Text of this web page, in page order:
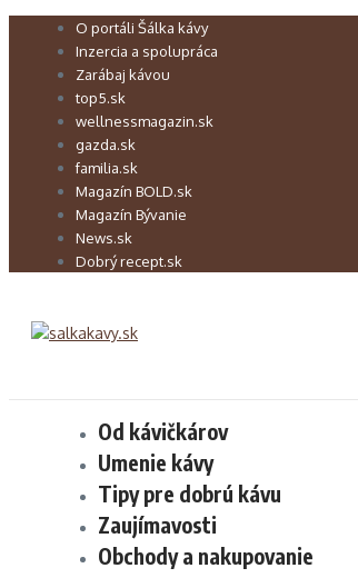
Preskočiť O portáli Šálka kávy
Inzercia a spolupráca
Zarábaj kávou
top5.sk
wellnessmagazin.sk
gazda.sk
familia.sk
Magazín BOLD.sk
Magazín Bývanie
News.sk
Dobrý recept.sk
Od kávičkárov
Umenie kávy
Tipy pre dobrú kávu
Zaujímavosti
Obchody a nakupovanie